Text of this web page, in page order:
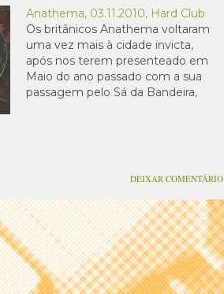
Anathema, 03.11.2010, Hard Club
Os britânicos Anathema voltaram
uma vez mais à cidade invicta,
após nos terem presenteado em
Maio do ano passado com a sua
passagem pelo Sá da Bandeira,
DEIXAR COMENTÁRIO